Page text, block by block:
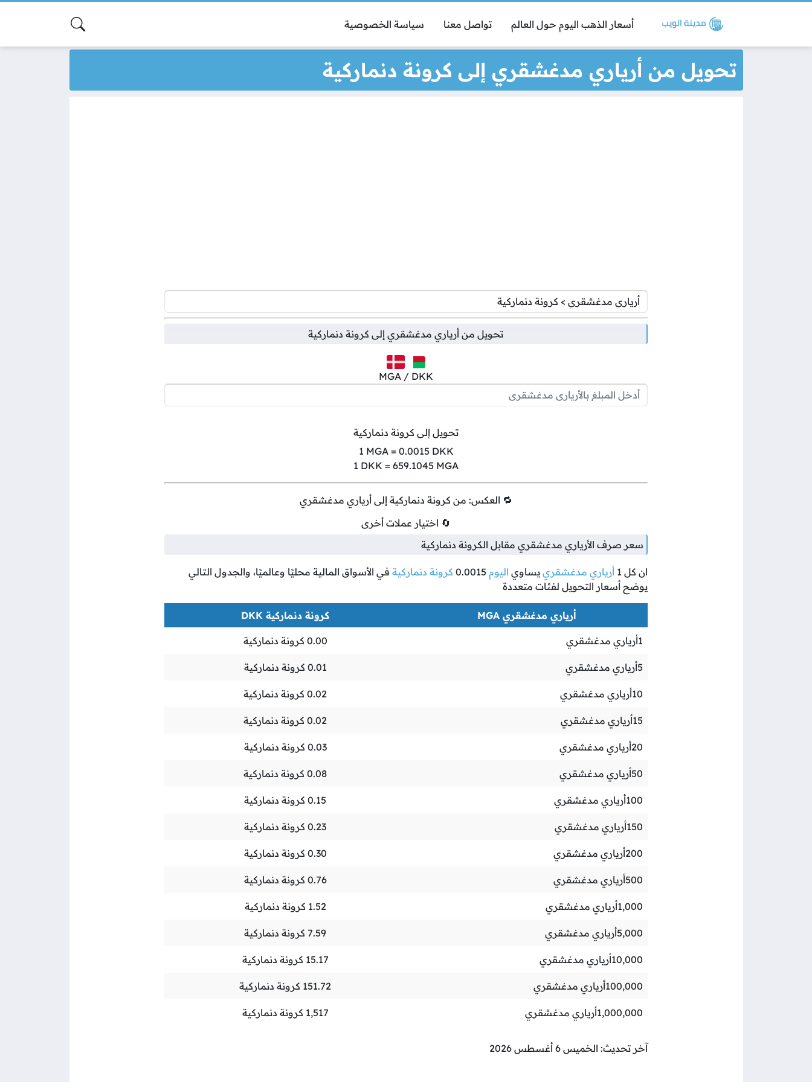
أسعار الذهب اليوم حول العالم تواصل معنا سياسة الخصوصية
تحويل من أرياري مدغشقري إلى كرونة دنماركية
تحويل من أرياري مدغشقري إلى كرونة دنماركية
MGA / DKK
تحويل إلى كرونة دنماركية
1 MGA = 0.0015 DKK
1 DKK = 659.1045 MGA
🔁 العكس: من كرونة دنماركية إلى أرياري مدغشقري
🔄 اختيار عملات أخرى
سعر صرف الأرياري مدغشقري مقابل الكرونة دنماركية
ان كل 1 أرياري مدغشقري يساوي اليوم 0.0015 كرونة دنماركية في الأسواق المالية محليًا وعالميًا، والجدول التالي
يوضح أسعار التحويل لفئات متعددة
أرياري مدغشقري MGA كرونة دنماركية DKK
1أرياري مدغشقري 0.00 كرونة دنماركية
5أرياري مدغشقري 0.01 كرونة دنماركية
10أرياري مدغشقري 0.02 كرونة دنماركية
15أرياري مدغشقري 0.02 كرونة دنماركية
20أرياري مدغشقري 0.03 كرونة دنماركية
50أرياري مدغشقري 0.08 كرونة دنماركية
100أرياري مدغشقري 0.15 كرونة دنماركية
150أرياري مدغشقري 0.23 كرونة دنماركية
200أرياري مدغشقري 0.30 كرونة دنماركية
500أرياري مدغشقري 0.76 كرونة دنماركية
1,000أرياري مدغشقري 1.52 كرونة دنماركية
5,000أرياري مدغشقري 7.59 كرونة دنماركية
10,000أرياري مدغشقري 15.17 كرونة دنماركية
100,000أرياري مدغشقري 151.72 كرونة دنماركية
1,000,000أرياري مدغشقري 1,517 كرونة دنماركية
آخر تحديث: الخميس 6 أغسطس 2026